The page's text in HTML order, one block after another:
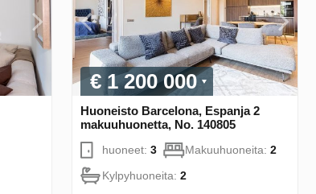
€ 1 200 000
Huoneisto Barcelona, Espanja 2
makuuhuonetta, No. 140805
huoneet: 3 Makuuhuoneita: 2
Kylpyhuoneita: 2